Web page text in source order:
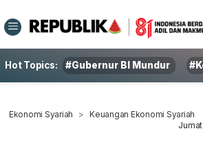
Hot Topics: #Gubernur BI Mundur
Ekonomi Syariah
Keuangan Ekonomi Syariah